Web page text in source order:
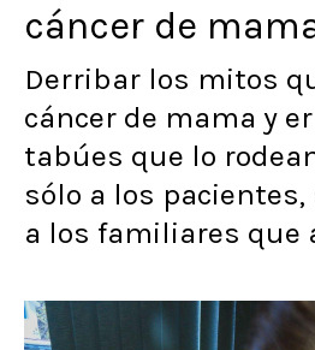
cáncer de
Derribar los mitos
cáncer de mama y
tabúes que lo
sólo a los
a los familiares que